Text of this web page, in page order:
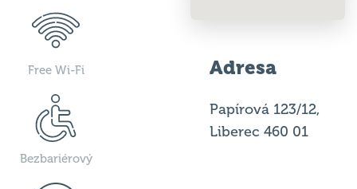
Free Wi-Fi
Bezbariérový
Adresa
Papírová 123/12,
Liberec 460 01